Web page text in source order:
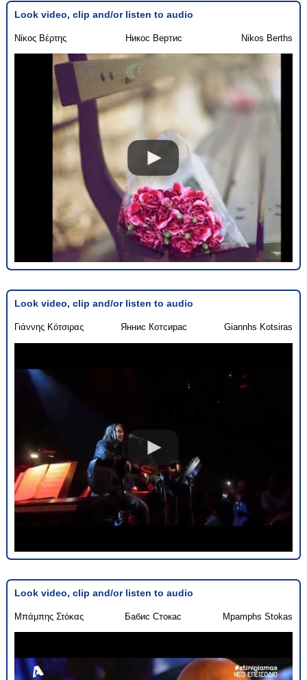
Look video, clip and/or listen to audio
Νίκος Βέρτης Никос Вертис Nikos Berths
Look video, clip and/or listen to audio
Γιάννης Κότσιρας Яннис Котсирас Giannhs Kotsiras
Look video, clip and/or listen to audio
Μπάμπης Στόκας Бабис Стокас Mpamphs Stokas